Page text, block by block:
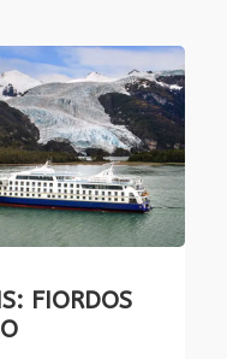
FIORDOS